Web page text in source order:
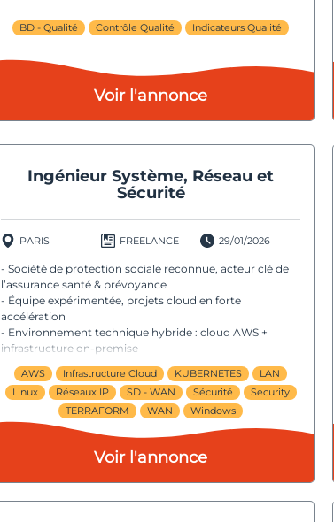
BD - Qualité Contrôle Qualité Indicateurs Qualité
Voir l'annonce
Ingénieur Système, Réseau et
Sécurité
PARIS FREELANCE 29/01/2026
- Société de protection sociale reconnue, acteur clé de
l’assurance santé & prévoyance
- Équipe expérimentée, projets cloud en forte
accélération
- Environnement technique hybride : cloud AWS +
infrastructure on-premise
AWS Infrastructure Cloud KUBERNETES
LAN
Linux
Réseaux IP SD - WAN Sécurité
Security
TERRAFORM
WAN Windows
Voir l'annonce